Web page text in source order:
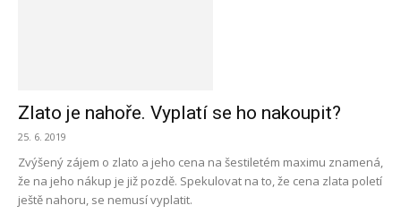
Zlato je nahoře. Vyplatí se ho nakoupit?
25. 6. 2019
Zvýšený zájem o zlato a jeho cena na šestiletém maximu znamená,
že na jeho nákup je již pozdě. Spekulovat na to, že cena zlata poletí
ještě nahoru, se nemusí vyplatit.